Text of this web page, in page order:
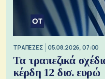
ΤΡΑΠΕΖΕΣ 05.08.2026, 07:00
Τα τραπεζικά
κέρδη 12 δισ. ευρώ